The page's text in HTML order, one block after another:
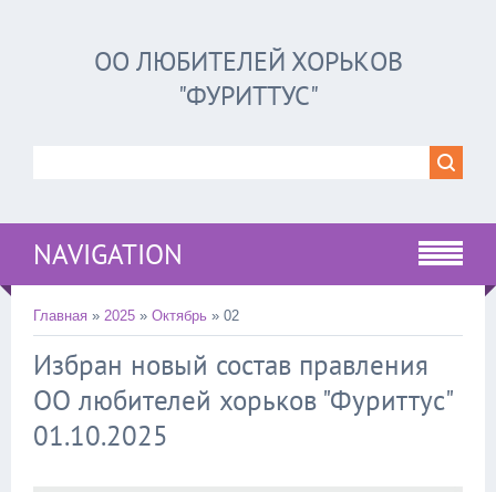
ОО ЛЮБИТЕЛЕЙ ХОРЬКОВ
"ФУРИТТУС"
NAVIGATION
Главная » 2025 » Октябрь » 02
Избран новый состав правления
ОО любителей хорьков "Фуриттус"
01.10.2025